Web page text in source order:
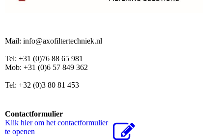
Mail: info@axofiltertechniek.nl
Tel: +31 (0)76 88 65 981
Mob: +31 (0)6 57 849 362
Tel: +32 (0)3 80 81 453
Contactformulier
Klik hier om het contactformulier
te openen